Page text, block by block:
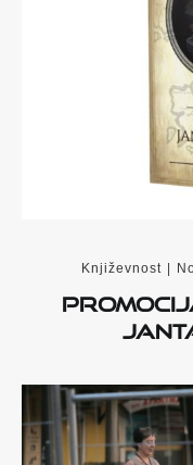
Književnost |